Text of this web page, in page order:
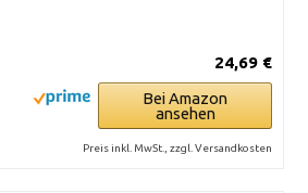
24,69 €
Bei Amazon
ansehen
Preis inkl. MwSt., zzgl. Versandkosten